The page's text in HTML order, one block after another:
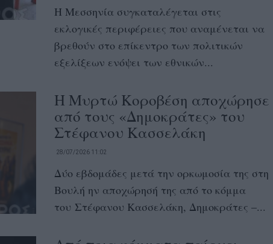
Η Μεσσηνία συγκαταλέγεται στις
εκλογικές περιφέρειες που αναμένεται να
βρεθούν στο επίκεντρο των πολιτικών
εξελίξεων ενόψει των εθνικών...
Η Μυρτώ Κοροβέση αποχώρησε
από τους «Δημοκράτες» του
Στέφανου Κασσελάκη
28/07/2026 11:02
Δύο εβδομάδες μετά την ορκωμοσία της στη
Βουλή ην αποχώρησή της από το κόμμα
του Στέφανου Κασσελάκη, Δημοκράτες –...